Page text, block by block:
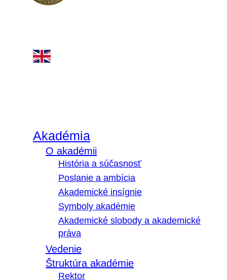
Akadémia
O akadémii
História a súčasnosť
Poslanie a ambícia
Akademické insígnie
Symboly akadémie
Akademické slobody a akademické
práva
Vedenie
Štruktúra akadémie
Rektor